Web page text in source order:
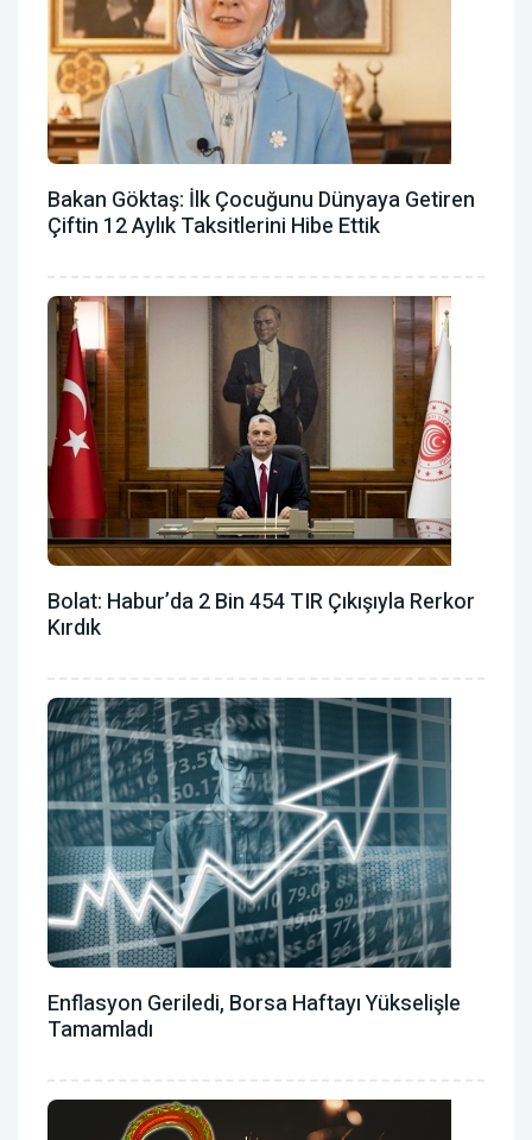
Bakan Göktaş: İlk Çocuğunu Dünyaya Getiren
Çiftin 12 Aylık Taksitlerini Hibe Ettik
Bolat: Habur’da 2 Bin 454 TIR Çıkışıyla Rerkor
Kırdık
Enflasyon Geriledi, Borsa Haftayı Yükselişle
Tamamladı